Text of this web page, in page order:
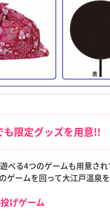
限定グッズを用意!!
べる4つのゲームも用意さ
ゲームを回って大江戸温泉
げゲーム